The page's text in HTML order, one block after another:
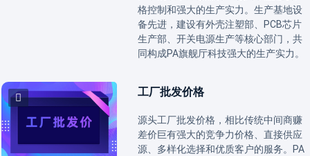
格控制和强大的生产实力。生产基地设
备先进，建设有外壳注塑部、PCB芯片
生产部、开关电源生产等核心部门，共
同构成PA旗舰厅科技强大的生产实力。
工厂批发价格
源头工厂批发价格，相比传统中间商赚
差价巨有强大的竞争力价格、直接供应
源、多样化选择和优质客户的服务。PA